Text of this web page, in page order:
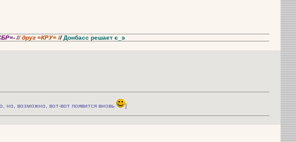
// друг =КРУ= // Донбасс решает є_э
но, возможно, вот-вот появится вновь ]